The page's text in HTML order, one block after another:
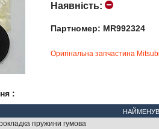
Наявність:
Партномер: MR992324
Оригінальна запчастина
:
пружини гумова